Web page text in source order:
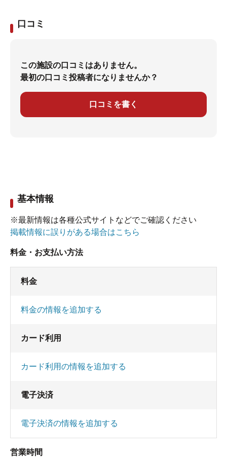
口コミ
この施設の口コミはありません。
最初の口コミ投稿者になりませんか？
口コミを書く
基本情報
※最新情報は各種公式サイトなどでご確認ください
掲載情報に誤りがある場合はこちら
料金・お支払い方法
料金
料金の情報を追加する
カード利用
カード利用の情報を追加する
電子決済
電子決済の情報を追加する
営業時間